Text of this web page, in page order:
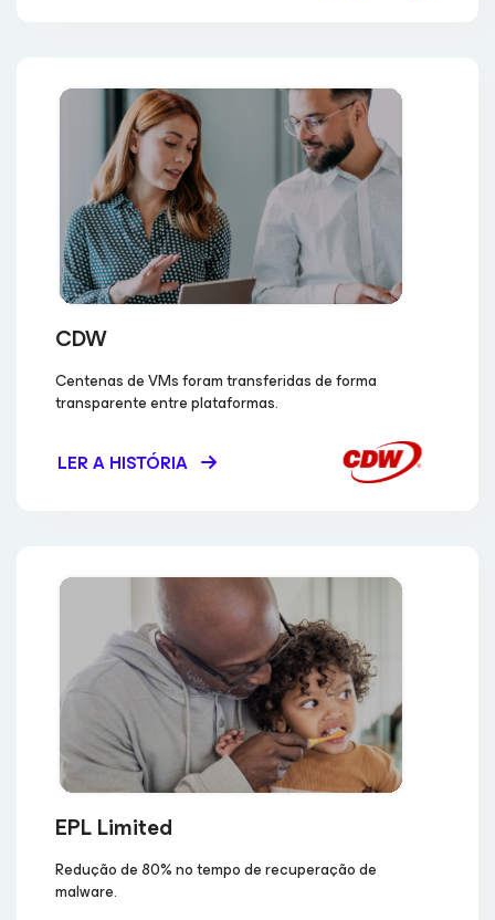
CDW
Centenas de VMs foram transferidas de forma
transparente entre plataformas.
LER A HISTÓRIA
EPL Limited
Redução de 80% no tempo de recuperação de
malware.